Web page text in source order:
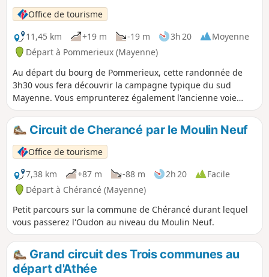
Office de tourisme
11,45 km
+19 m -19 m 3h 20
Moyenne
Départ à Pommerieux (Mayenne)
Au départ du bourg de Pommerieux, cette randonnée de
3h30 vous fera découvrir la campagne typique du sud
Mayenne. Vous emprunterez également l'ancienne voie
ferrée Laval-Renazé aujourd'hui réhabilitée en voie verte.
Circuit de Cherancé par le Moulin Neuf
Office de tourisme
7,38 km
+87 m -88 m 2h 20
Facile
Départ à Chérancé (Mayenne)
Petit parcours sur la commune de Chérancé durant lequel
vous passerez l'Oudon au niveau du Moulin Neuf.
Grand circuit des Trois communes au
départ d'Athée